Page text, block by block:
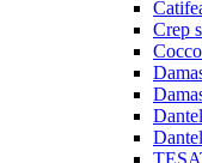
Crep